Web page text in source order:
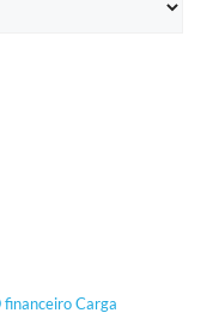
financeiroCarga